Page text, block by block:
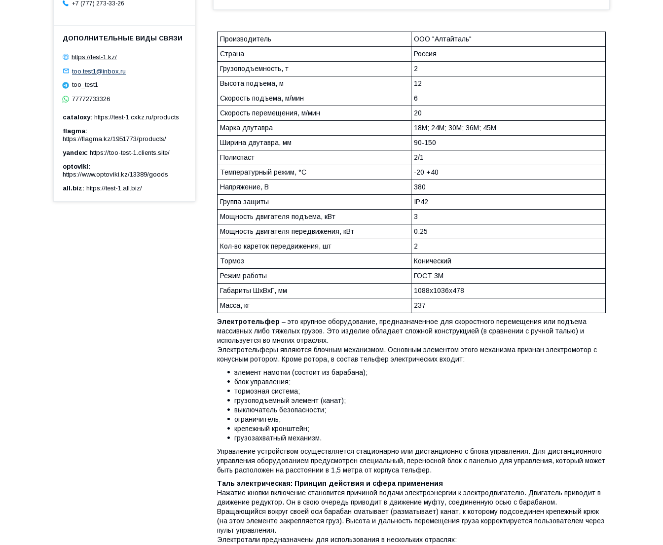
Производитель
ООО "Алтайталь"
Страна
Россия
Грузоподъемность, т
2
Высота подъема, м
12
Скорость подъема, м/мин
6
Скорость перемещения, м/мин
20
Марка двутавра
18М; 24М; 30М; 36М; 45М
Ширина двутавра, мм
90-150
Полиспаст
2/1
Температурный режим, °С
-20 +40
Напряжение, В
380
Группа защиты
IP42
Мощность двигателя подъема, кВт
3
Мощность двигателя передвижения, кВт
0.25
Кол-во кареток передвижения, шт
2
Тормоз
Конический
Режим работы
ГОСТ 3М
Габариты ШхВхГ, мм
1088х1036х478
Масса, кг
237
Электротельфер – это крупное оборудование, предназначенное для скоростного перемещения или подъема
массивных либо тяжелых грузов. Это изделие обладает сложной конструкцией (в сравнении с ручной талью) и
используется во многих отраслях.
Электротельферы являются блочным механизмом. Основным элементом этого механизма признан электромотор с
конусным ротором. Кроме ротора, в состав тельфер электрических входит:
элемент намотки (состоит из барабана);
блок управления;
тормозная система;
грузоподъемный элемент (канат);
выключатель безопасности;
ограничитель;
крепежный кронштейн;
грузозахватный механизм.
Управление устройством осуществляется стационарно или дистанционно с блока управления. Для дистанционного
управления оборудованием предусмотрен специальный, переносной блок с панелью для управления, который может
быть расположен на расстоянии в 1,5 метра от корпуса тельфер.
Таль электрическая: Принцип действия и сфера применения
Нажатие кнопки включение становится причиной подачи электроэнергии к электродвигателю. Двигатель приводит в
движение редуктор. Он в свою очередь приводит в движение муфту, соединенную осью с барабаном.
Вращающийся вокруг своей оси барабан сматывает (разматывает) канат, к которому подсоединен крепежный крюк
(на этом элементе закрепляется груз). Высота и дальность перемещения груза корректируется пользователем через
пульт управления.
Электротали предназначены для использования в нескольких отраслях:
+7 (777) 273-33-26
https://test-1.kz/
too.test1@inbox.ru
too_test1
77772733326
cataloxy https://test-1.cxkz.ru/products
flagma
https://flagma.kz/1951773/products/
yandex https://too-test-1.clients.site/
optoviki
https://www.optoviki.kz/13389/goods
all.biz https://test-1.all.biz/